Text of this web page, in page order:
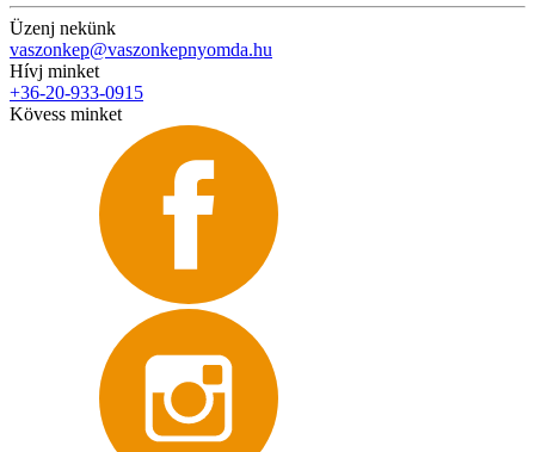
Üzenj nekünk
vaszonkep@vaszonkepnyomda.hu
Hívj minket
+36-20-933-0915
Kövess minket